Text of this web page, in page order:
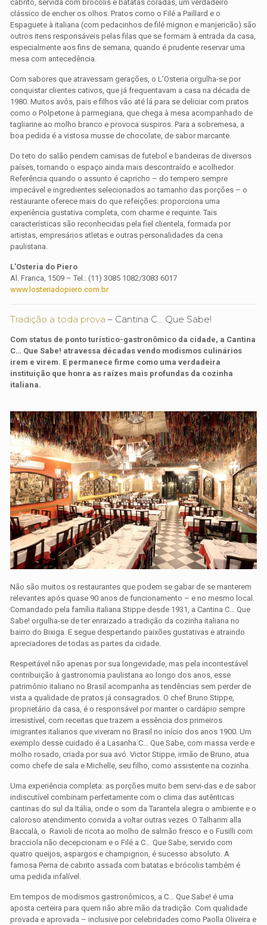
cabrito, servida com brócolis e batatas coradas, um verdadeiro
clássico de encher os olhos. Pratos como o Filé a Paillard e o
Espaguete à italiana (com pedacinhos de filé mignon e manjericão) são
outros itens responsáveis pelas filas que se formam à entrada da casa,
especialmente aos fins de semana, quando é prudente reservar uma
mesa com antecedência.
Com sabores que atravessam gerações, o L’Osteria orgulha-se por
conquistar clientes cativos, que já frequentavam a casa na década de
1980. Muitos avós, pais e filhos vão até lá para se deliciar com pratos
como o Polpetone à parmegiana, que chega à mesa acompanhado de
tagliarine ao molho branco e provoca suspiros. Para a sobremesa, a
boa pedida é a vistosa musse de chocolate, de sabor marcante.
Do teto do salão pendem camisas de futebol e bandeiras de diversos
países, tornando o espaço ainda mais descontraído e acolhedor.
Referência quando o assunto é capricho – do tempero sempre
impecável e ingredientes selecionados ao tamanho das porções – o
restaurante oferece mais do que refeições: proporciona uma
experiência gustativa completa, com charme e requinte. Tais
características são reconhecidas pela fiel clientela, formada por
artistas, empresários atletas e outras personalidades da cena
paulistana.
L’Osteria do Piero
Al. Franca, 1509 – Tel.: (11) 3085 1082/3083 6017
www.losteriadopiero.com.br
Tradição a toda prova – Cantina C… Que Sabe!
Com status de ponto turístico-gastronômico da cidade, a Cantina
C… Que Sabe! atravessa décadas vendo modismos culinários
irem e virem. E permanece firme como uma verdadeira
instituição que honra as raízes mais profundas da cozinha
italiana.
Não são muitos os restaurantes que podem se gabar de se manterem
relevantes após quase 90 anos de funcionamento – e no mesmo local.
Comandado pela família italiana Stippe desde 1931, a Cantina C… Que
Sabe! orgulha-se de ter enraizado a tradição da cozinha italiana no
bairro do Bixiga. E segue despertando paixões gustativas e atraindo
apreciadores de todas as partes da cidade.
Respeitável não apenas por sua longevidade, mas pela incontestável
contribuição à gastronomia paulistana ao longo dos anos, esse
patrimônio italiano no Brasil acompanha as tendências sem perder de
vista a qualidade de pratos já consagrados. O chef Bruno Stippe,
proprietário da casa, é o responsável por manter o cardápio sempre
irresistível, com receitas que trazem a essência dos primeiros
imigrantes italianos que viveram no Brasil no início dos anos 1900. Um
exemplo desse cuidado é a Lasanha C… Que Sabe, com massa verde e
molho rosado, criada por sua avó. Victor Stippe, irmão de Bruno, atua
como chefe de sala e Michelle, seu filho, como assistente na cozinha.
Uma experiência completa: as porções muito bem servi-das e de sabor
indiscutível combinam perfeitamente com o clima das autênticas
cantinas do sul da Itália, onde o som da Tarantela alegra o ambiente e o
caloroso atendimento convida a voltar outras vezes. O Talharim alla
Baccalà, o Ravioli de ricota ao molho de salmão fresco e o Fusilli com
bracciola não decepcionam e o Filé a C… Que Sabe, servido com
quatro queijos, aspargos e champignon, é sucesso absoluto. A
famosa Perna de cabrito assada com batatas e brócolis também é
uma pedida infalível.
Em tempos de modismos gastronômicos, a C… Que Sabe! é uma
aposta certeira para quem não abre mão da tradição. Com qualidade
provada e aprovada – inclusive por celebridades como Paolla Oliveira e